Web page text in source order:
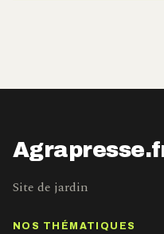
Site de jardin
NOS THÉMATIQUES